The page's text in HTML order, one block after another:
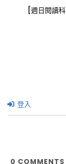
[週日閱讀
登入
0 COMMENTS